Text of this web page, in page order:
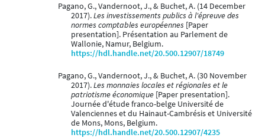
Pagano, G., Vandernoot, J., & Buchet, A. (14 December
2017).Les investissements publics à l'épreuve des
normes comptables européennes [Paper
presentation]. Présentation au Parlement de
Wallonie, Namur, Belgium.
https://hdl.handle.net/20.500.12907/18749
Pagano, G., Vandernoot, J., & Buchet, A. (30 November
2017).Les monnaies locales et régionales et le
patriotisme économique [Paper presentation].
Journée d'étude franco-belge Université de
Valenciennes et du Hainaut-Cambrésis et Université
de Mons, Mons, Belgium.
https://hdl.handle.net/20.500.12907/4235